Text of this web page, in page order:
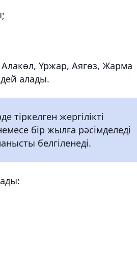
Алакөл, Үржар, Аягөз, Жарма
алады.
тіркелген жергілікті
бір жылға рәсімделеді
белгіленеді.